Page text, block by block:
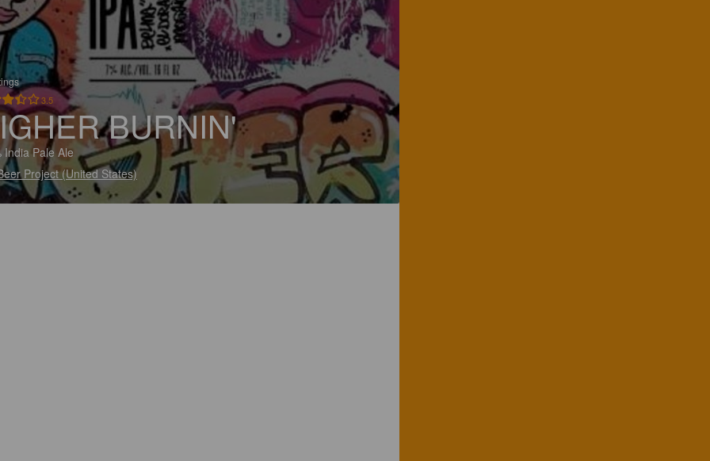
3.5
BURNIN'
India Pale Ale
Project (United States)